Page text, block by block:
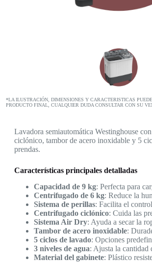
*LA ILUSTRACIÓN, DIMENSIONES Y CARACTERISTICAS
PRODUCTO FINAL, CUALQUIER DUDA CONSULTAR CON SU
Lavadora semiautomática Westinghouse
ciclónico, tambor de acero inoxidable y 5
prendas.
Características principales detalladas
Capacidad de 9 kg: Perfecta para
Centrifugado de 6 kg: Reduce la
Sistema de perillas: Facilita el
Centrifugado ciclónico: Cuida las
Sistema Air Dry: Ayuda a secar la
Tambor de acero inoxidable:
5 ciclos de lavado: Opciones
3 niveles de agua: Ajusta la cantidad
Material del gabinete: Plástico